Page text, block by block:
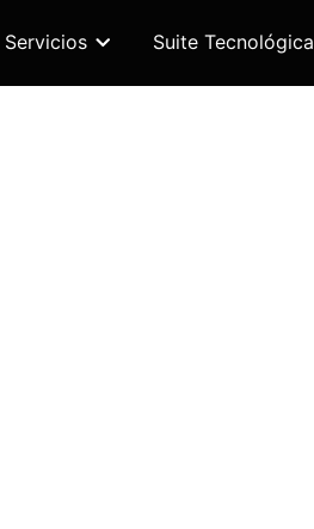
Servicios Suite Tecnológica